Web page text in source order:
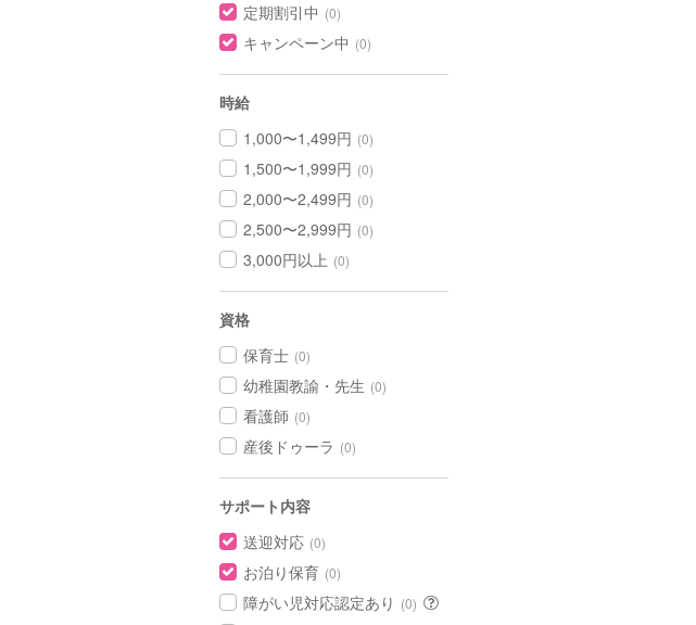
定期割引中 (0)
キャンペーン中 (0)
時給
1,000〜1,499円 (0)
1,500〜1,999円 (0)
2,000〜2,499円 (0)
2,500〜2,999円 (0)
3,000円以上 (0)
資格
保育士 (0)
幼稚園教諭・先生 (0)
看護師 (0)
産後ドゥーラ (0)
サポート内容
送迎対応 (0)
お泊り保育 (0)
障がい児対応認定あり (0)